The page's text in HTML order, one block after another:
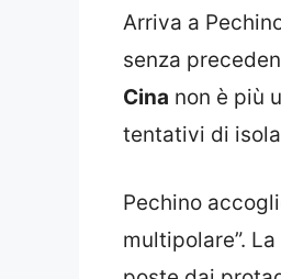
Arriva a
senza
Cina non è più
tentativi di
Pechino
multipolare”.